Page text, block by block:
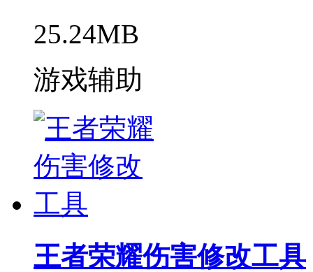
25.24MB
游戏辅助
王者荣耀伤害修改工具